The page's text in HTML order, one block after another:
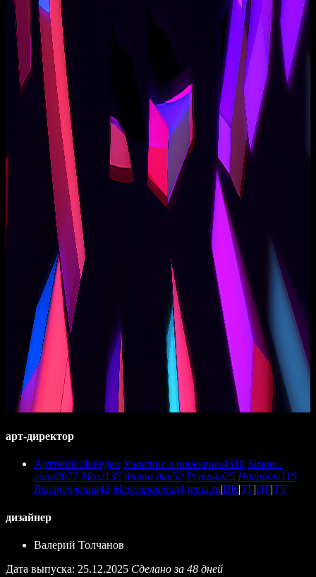
арт-директор
Артемий Лебедев Участие в проектах4310 Бизнес-
линч2077 Мозг137 Фото дня52 Рутина25 Награды115
Выступления42 Мероприятия1 tema.ru|ВК|ТГ|ИГ|ТТ
дизайнер
Валерий Толчанов
Дата выпуска: 25.12.2025 Сделано за 48 дней